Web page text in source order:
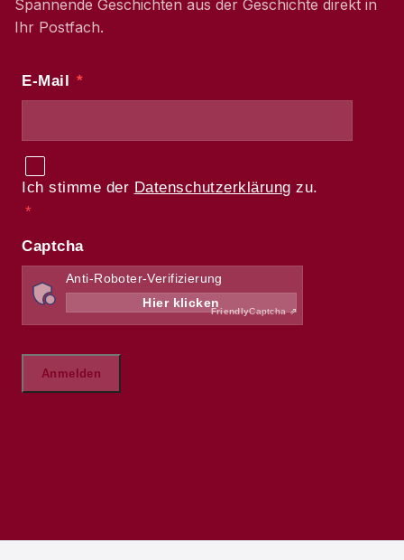
Spannende Geschichten aus der Geschichte direkt in
Ihr Postfach.